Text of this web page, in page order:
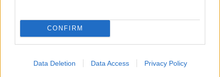
CONFIRM
Data Deletion Data Access Privacy Policy
napjaiban